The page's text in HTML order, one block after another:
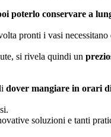
poterlo conservare a
pronti i vasi
si rivela quindi un
dover mangiare in orari
soluzioni e tanti